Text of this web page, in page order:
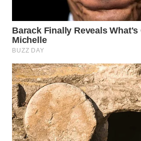
WAHANANEWS
ID
WAHANANEWS
CO ID
WAHANANEWS
NET